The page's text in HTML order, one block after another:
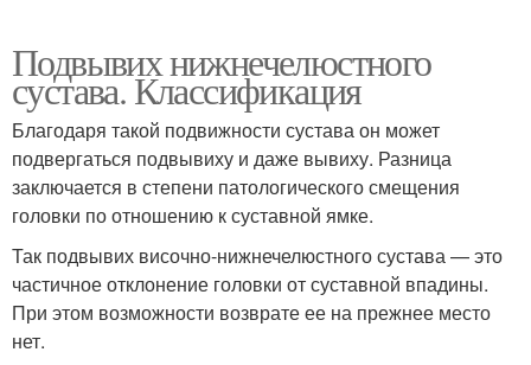
Подвывих нижнечелюстного
сустава. Классификация
Благодаря такой подвижности сустава он может
подвергаться подвывиху и даже вывиху. Разница
заключается в степени патологического смещения
головки по отношению к суставной ямке.
Так подвывих височно-нижнечелюстного сустава — это
частичное отклонение головки от суставной впадины.
При этом возможности возврате ее на прежнее место
нет.